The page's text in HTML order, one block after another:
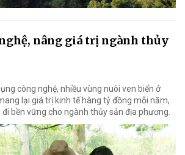
nâng giá trị ngành thủy
công nghệ, nhiều vùng nuôi ven biển ở
lại giá trị kinh tế hàng tỷ đồng mỗi năm,
bền vững cho ngành thủy sản địa phương.